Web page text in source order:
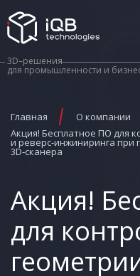
3D–решения
для промышленности и
Главная О компании
Акция! Бесплатное ПО для
и реверс‑инжиниринга при
3D‑сканера
Акция!
для